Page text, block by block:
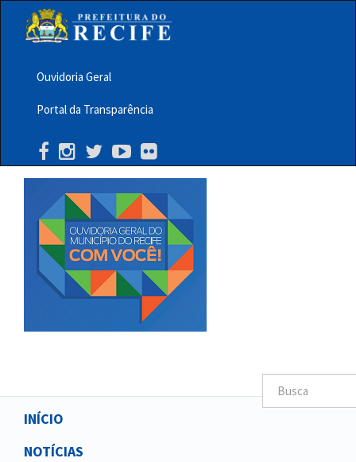
principalMenu
Barra
Topo
PCR
Ouvidoria Geral
Portal da Transparência
Main
navigation
INÍCIO
NOTÍCIAS